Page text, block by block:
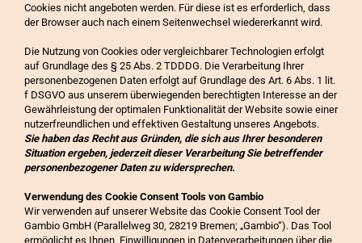
Cookies nicht angeboten werden. Für diese ist es erforderlich, dass
der Browser auch nach einem Seitenwechsel wiedererkannt wird.
Die Nutzung von Cookies oder vergleichbarer Technologien erfolgt
auf Grundlage des § 25 Abs. 2 TDDDG. Die Verarbeitung Ihrer
personenbezogenen Daten erfolgt auf Grundlage des Art. 6 Abs. 1 lit.
f DSGVO aus unserem überwiegenden berechtigten Interesse an der
Gewährleistung der optimalen Funktionalität der Website sowie einer
nutzerfreundlichen und effektiven Gestaltung unseres Angebots.
Sie haben das Recht aus Gründen, die sich aus Ihrer besonderen
Situation ergeben, jederzeit dieser Verarbeitung Sie betreffender
personenbezogener Daten zu widersprechen.
Verwendung des Cookie Consent Tools von Gambio
Wir verwenden auf unserer Website das Cookie Consent Tool der
Gambio GmbH (Parallelweg 30, 28219 Bremen; „Gambio“). Das Tool
ermöglicht es Ihnen, Einwilligungen in Datenverarbeitungen über die